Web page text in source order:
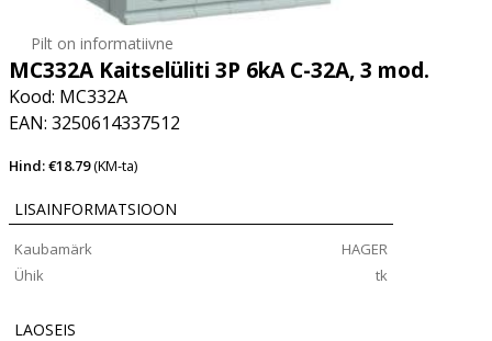
Pilt on informatiivne
MC332A Kaitselüliti 3P 6kA C-32A, 3 mod.
Kood: MC332A
EAN: 3250614337512
Hind: €18.79(KM-ta)
LISAINFORMATSIOON
Kaubamärk
HAGER
Ühik
tk
LAOSEIS